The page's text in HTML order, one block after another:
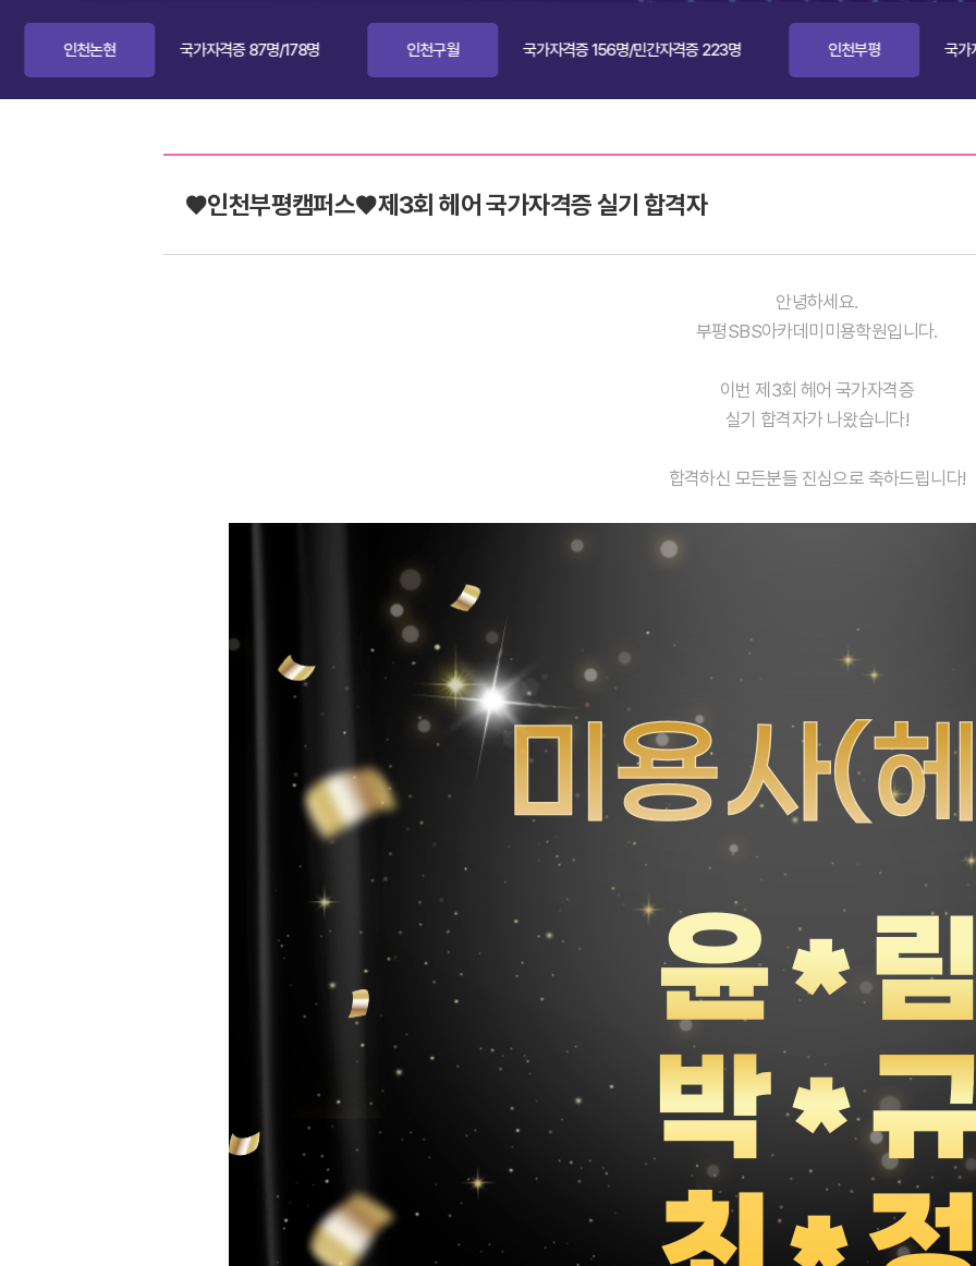
국가자격증 87명/178명 국가자격증 156명/민간자격증 223명 국가자격증 126명
♥인천부평캠퍼스♥제3회 헤어 국가자격증 실기 합격자
안녕하세요.
부평SBS아카데미미용학원입니다.
이번 제3회 헤어 국가자격증
실기 합격자가 나왔습니다!
합격하신 모든분들 진심으로 축하드립니다!